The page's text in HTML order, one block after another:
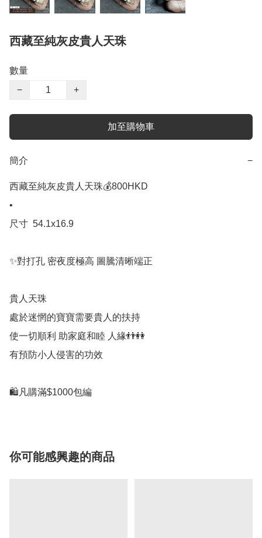
西藏至純灰皮貴人天珠
數量
−
+
加至購物車
簡介 −
西藏至純灰皮貴人天珠💰800HKD
•
尺寸  54.1x16.9
✨對打孔 密夜度極高 圖騰清晰端正
貴人天珠
處於迷惘的寶寶需要貴人的扶持
使一切順利 助家庭和睦 人緣👬👭
有預防小人侵害的功效
🛍凡購滿$1000包編
你可能感興趣的商品